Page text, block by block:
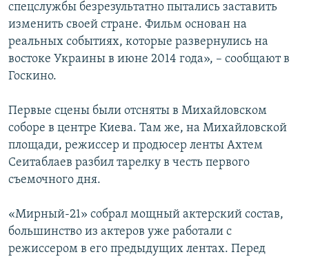
спецслужбы безрезультатно пытались заставить
изменить своей стране. Фильм основан на
реальных событиях, которые развернулись на
востоке Украины в июне 2014 года», – сообщают в
Госкино.
Первые сцены были отсняты в Михайловском
соборе в центре Киева. Там же, на Михайловской
площади, режиссер и продюсер ленты Ахтем
Сеитаблаев разбил тарелку в честь первого
съемочного дня.
«Мирный-21» собрал мощный актерский состав,
большинство из актеров уже работали с
режиссером в его предыдущих лентах. Перед